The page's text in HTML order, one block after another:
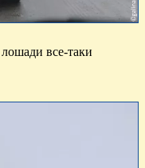
все-таки